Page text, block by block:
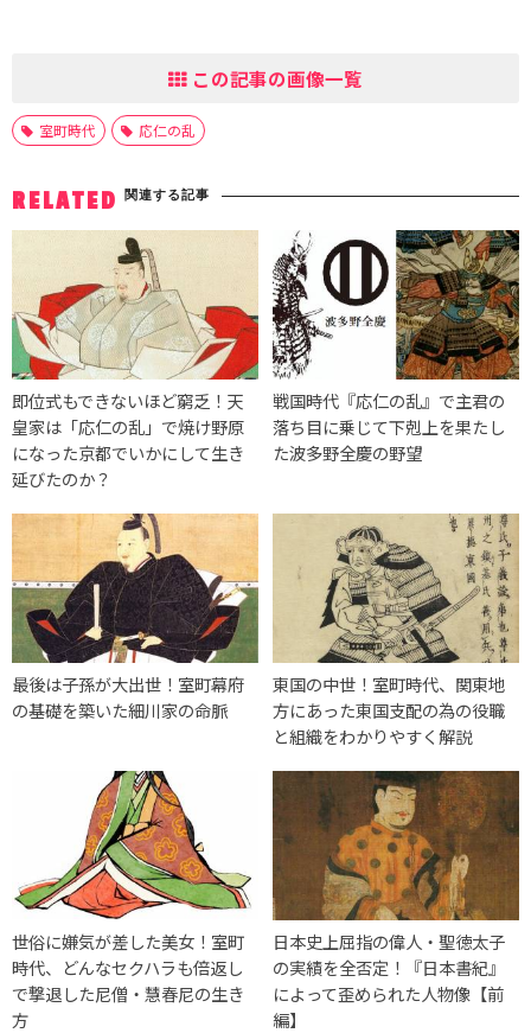
この記事の画像一覧
室町時代 応仁の乱
RELATED 関連する記事
即位式もできないほど窮乏！天
皇家は「応仁の乱」で焼け野原
になった京都でいかにして生き
延びたのか？
戦国時代『応仁の乱』で主君の
落ち目に乗じて下剋上を果たし
た波多野全慶の野望
最後は子孫が大出世！室町幕府
の基礎を築いた細川家の命脈
東国の中世！室町時代、関東地
方にあった東国支配の為の役職
と組織をわかりやすく解説
世俗に嫌気が差した美女！室町
時代、どんなセクハラも倍返し
で撃退した尼僧・慧春尼の生き
方
日本史上屈指の偉人・聖徳太子
の実績を全否定！『日本書紀』
によって歪められた人物像【前
編】